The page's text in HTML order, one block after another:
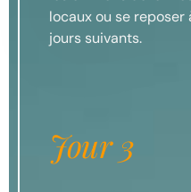
locaux ou se reposer
jours suivants.
Jour 3